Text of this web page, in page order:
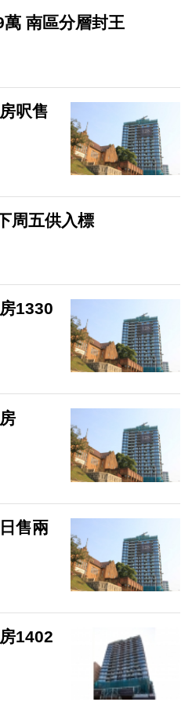
南區分層封王
呎售
周五供入標
1330
售兩
1402